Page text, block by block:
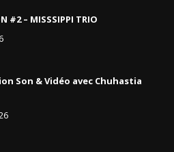
#2 – MISSSIPPI TRIO
Son & Vidéo avec Chuhastia